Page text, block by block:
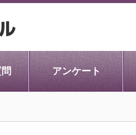
アンケート